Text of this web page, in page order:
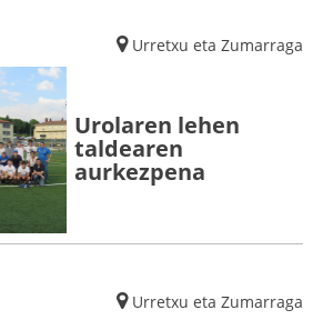
Urretxu eta Zumarraga
Urolaren lehen
taldearen
aurkezpena
Urretxu eta Zumarraga